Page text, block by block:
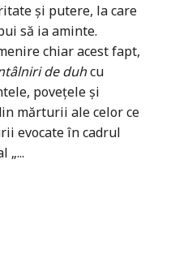
și putere, la care
să ia aminte.
chiar acest fapt,
de duhcu
povețele și
mărturii ale celor ce
evocate în cadrul
„...